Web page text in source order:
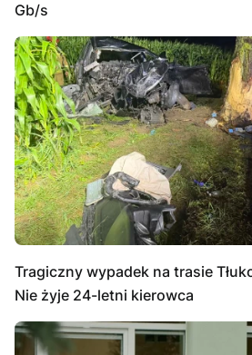
Gb/s
Tragiczny wypadek na trasie
Nie żyje 24-letni kierowca